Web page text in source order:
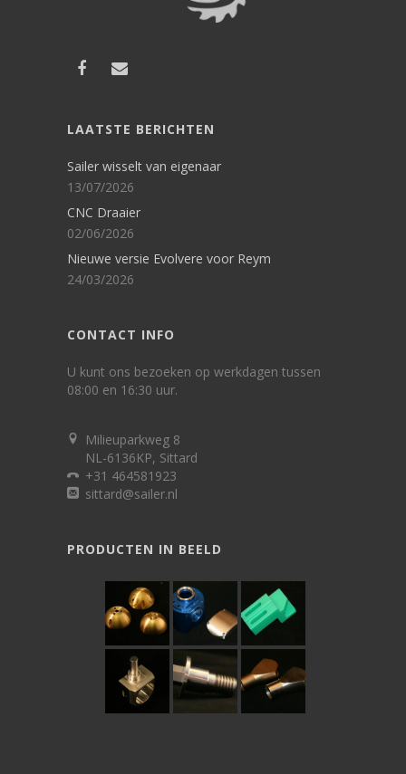
LAATSTE BERICHTEN
Sailer wisselt van eigenaar
13/07/2026
CNC Draaier
02/06/2026
Nieuwe versie Evolvere voor Reym
24/03/2026
CONTACT INFO
U kunt ons bezoeken op werkdagen tussen
08:00 en 16:30 uur.
Milieuparkweg 8
NL-6136KP, Sittard
+31 464581923
sittard@sailer.nl
PRODUCTEN IN BEELD